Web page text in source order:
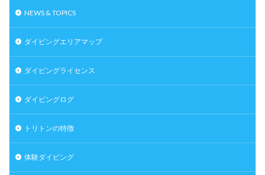
NEWS & TOPICS
ダイビングエリアマップ
ダイビングライセンス
ダイビングログ
トリトンの特徴
体験ダイビング